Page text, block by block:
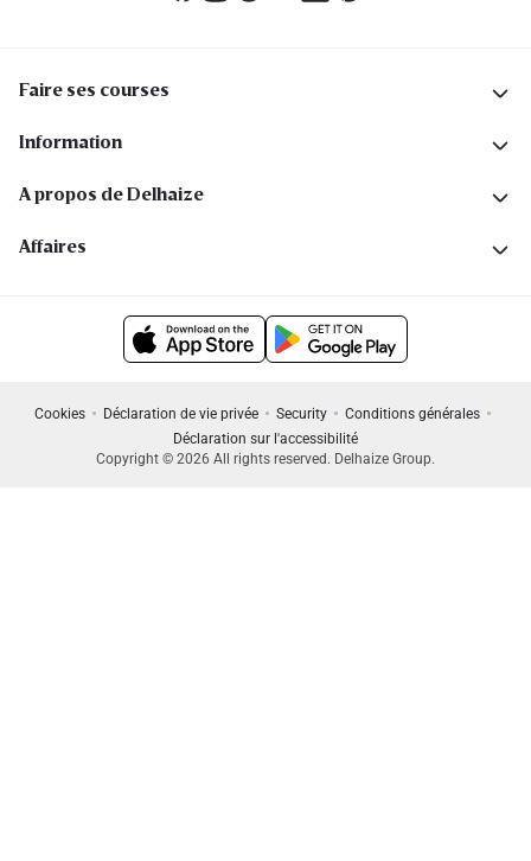
Faire ses courses
Information
A propos de Delhaize
Affaires
Cookies Déclaration de vie privée Security
Conditions générales
Déclaration sur l'accessibilité
Copyright © 2026 All rights reserved. Delhaize Group.